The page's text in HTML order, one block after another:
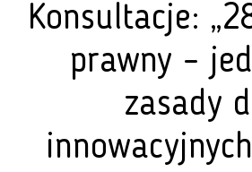
Konsultacje:
prawny –
zasady